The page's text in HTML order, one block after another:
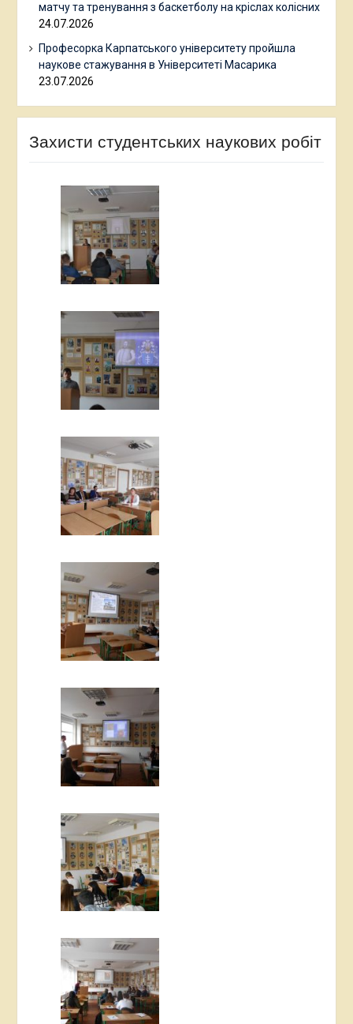
матчу та тренування з баскетболу на кріслах колісних
24.07.2026
Професорка Карпатського університету пройшла
наукове стажування в Університеті Масарика
23.07.2026
Захисти студентських наукових робіт